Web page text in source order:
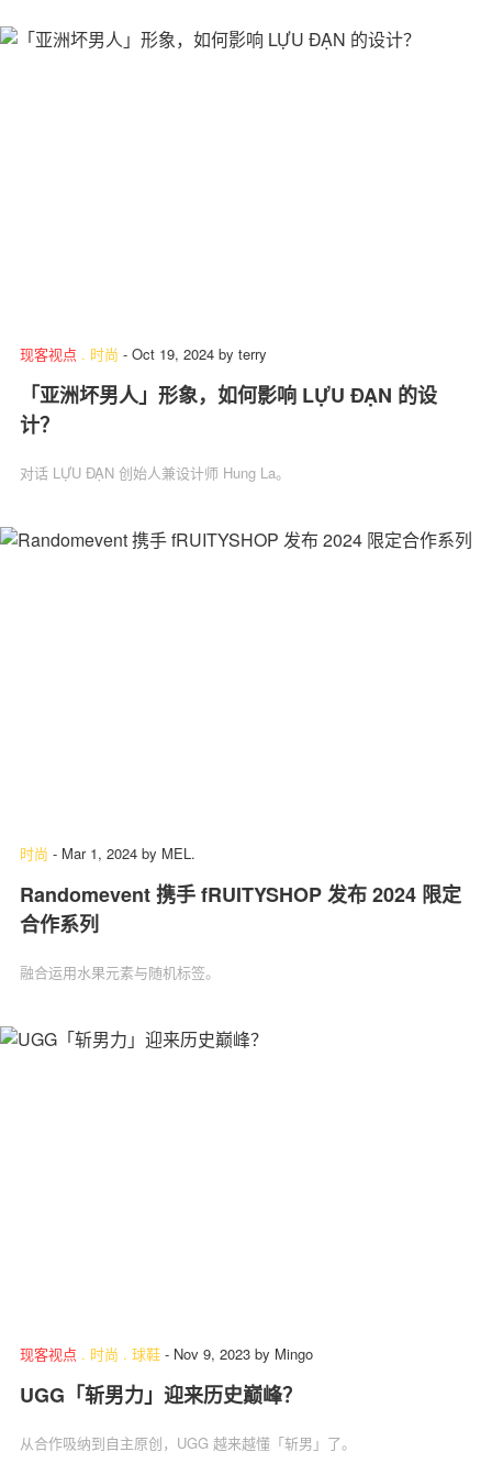
现客视点 . 时尚 - Oct 19, 2024 by terry
「亚洲坏男人」形象，如何影响 LỰU ĐẠN 的设
计？
对话 LỰU ĐẠN 创始人兼设计师 Hung La。
时尚 - Mar 1, 2024 by MEL.
Randomevent 携手 fRUITYSHOP 发布 2024 限定
合作系列
融合运用水果元素与随机标签。
现客视点 . 时尚 . 球鞋 - Nov 9, 2023 by Mingo
UGG「斩男力」迎来历史巅峰？
从合作吸纳到自主原创，UGG 越来越懂「斩男」了。